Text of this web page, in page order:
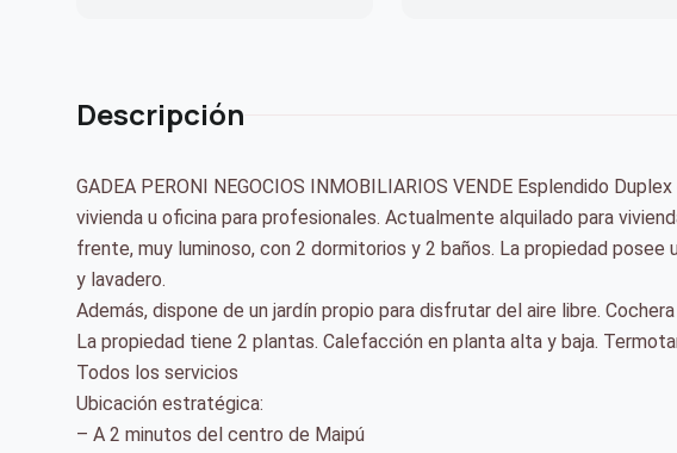
Descripción
GADEA PERONI NEGOCIOS INMOBILIARIOS VENDE Esplendido
vivienda u oficina para profesionales. Actualmente alquilado para
frente, muy luminoso, con 2 dormitorios y 2 baños. La propiedad posee
y lavadero.
Además, dispone de un jardín propio para disfrutar del aire libre.
La propiedad tiene 2 plantas. Calefacción en planta alta y baja.
️Todos los servicios
Ubicación estratégica:
– A 2 minutos del centro de Maipú